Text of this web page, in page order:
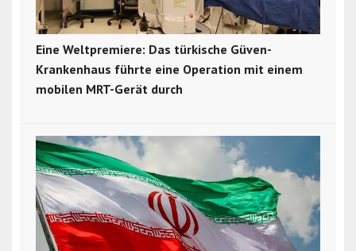
Eine Weltpremiere: Das türkische Güven-
Krankenhaus führte eine Operation mit einem
mobilen MRT-Gerät durch